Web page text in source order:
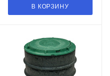
В КОРЗИНУ